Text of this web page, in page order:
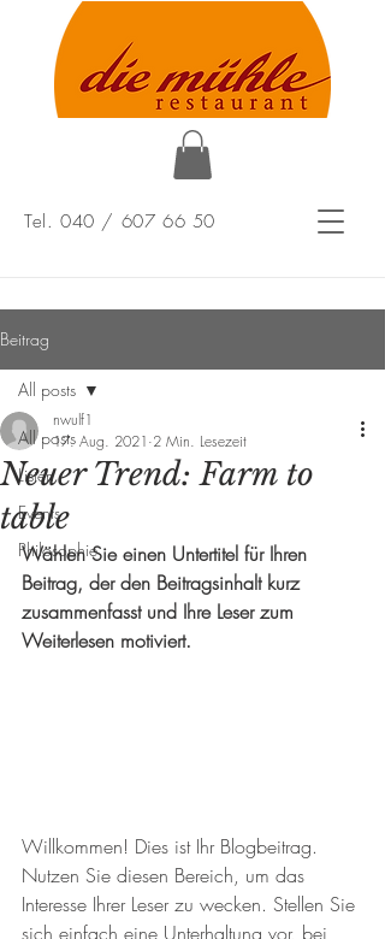
Tel. 040 / 607 66 50
Beitrag
All posts
Listen
Events
Philosophie
All posts
Neuer Trend: Farm to
table
nwulf1
17. Aug. 2021 2 Min. Lesezeit
Wählen Sie einen Untertitel für Ihren
Beitrag, der den Beitragsinhalt kurz
zusammenfasst und Ihre Leser zum
Weiterlesen motiviert.
Willkommen! Dies ist Ihr Blogbeitrag.
Nutzen Sie diesen Bereich, um das
Interesse Ihrer Leser zu wecken. Stellen Sie
sich einfach eine Unterhaltung vor, bei